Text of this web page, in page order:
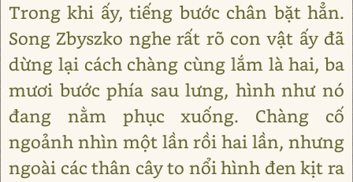
Trong khi ấy, tiếng bước chân bặt hẳn.
Song Zbyszko nghe rất rõ con vật ấy đã
dừng lại cách chàng cùng lắm là hai, ba
mươi bước phía sau lưng, hình như nó
đang nằm phục xuống. Chàng cố
ngoảnh nhìn một lần rồi hai lần, nhưng
ngoài các thân cây to nổi hình đen kịt ra